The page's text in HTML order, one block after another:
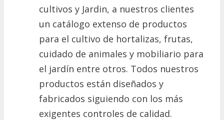
cultivos y Jardin, a nuestros clientes
un catálogo extenso de productos
para el cultivo de hortalizas, frutas,
cuidado de animales y mobiliario para
el jardín entre otros. Todos nuestros
productos están diseñados y
fabricados siguiendo con los más
exigentes controles de calidad.